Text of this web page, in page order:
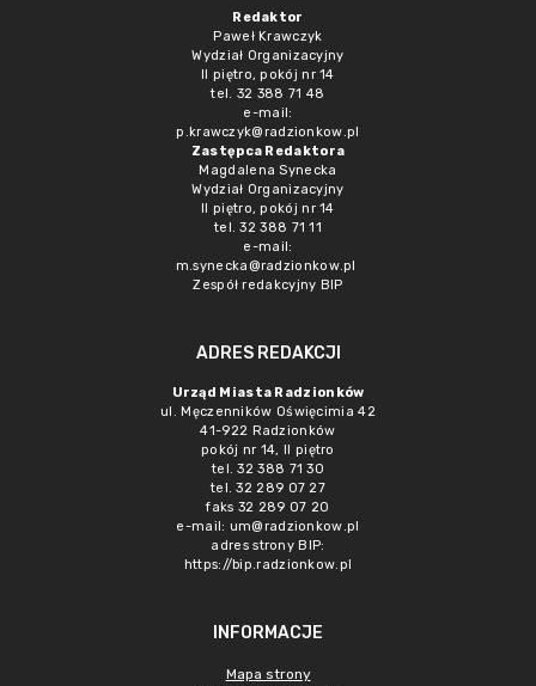
Redaktor
Paweł Krawczyk
Wydział Organizacyjny
II piętro, pokój nr 14
tel. 32 388 71 48
e-mail:
p.krawczyk@radzionkow.pl
Zastępca Redaktora
Magdalena Synecka
Wydział Organizacyjny
II piętro, pokój nr 14
tel. 32 388 71 11
e-mail:
m.synecka@radzionkow.pl
Zespół redakcyjny BIP
ADRES REDAKCJI
Urząd Miasta Radzionków
ul. Męczenników Oświęcimia 42
41-922 Radzionków
pokój nr 14, II piętro
tel. 32 388 71 30
tel. 32 289 07 27
faks 32 289 07 20
e-mail: um@radzionkow.pl
adres strony BIP:
https://bip.radzionkow.pl
INFORMACJE
Mapa strony